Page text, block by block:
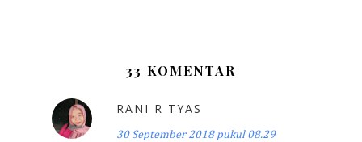
33 KOMENTAR
RANI R TYAS
30 September 2018 pukul 08.29